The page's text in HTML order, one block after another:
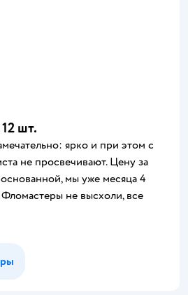
шт.
ярко и при этом с
не просвечивают. Цену за
мы уже месяца 4
не высхоли, все